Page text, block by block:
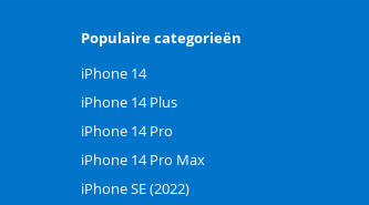
Populaire categorieën
iPhone 14
iPhone 14 Plus
iPhone 14 Pro
iPhone 14 Pro Max
iPhone SE (2022)